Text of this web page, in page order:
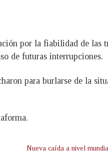
por la fiabilidad de las
de futuras interrupciones.
para burlarse de la
Nueva caída a nivel